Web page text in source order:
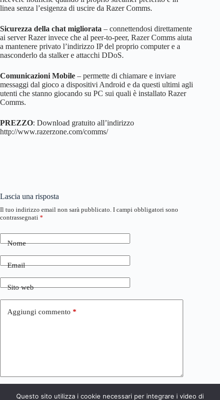
linea senza l’esigenza di uscire da Razer Comms.
Sicurezza della chat migliorata – connettendosi direttamente
ai server Razer invece che al peer-to-peer, Razer Comms aiuta
a mantenere privato l’indirizzo IP del proprio computer e a
nasconderlo da stalker e attacchi DDoS.
Comunicazioni Mobile – permette di chiamare e inviare
messaggi dal gioco a dispositivi Android e da questi ultimi agli
utenti che stanno giocando su PC sui quali è installato Razer
Comms.
PREZZO: Download gratuito all’indirizzo
http://www.razerzone.com/comms/
Lascia una risposta
Il tuo indirizzo email non sarà pubblicato. I campi obbligatori sono
contrassegnati *
Nome
Email
Sito web
Aggiungi commento *
Questo sito utilizza i cookie necessari per integrare i video di